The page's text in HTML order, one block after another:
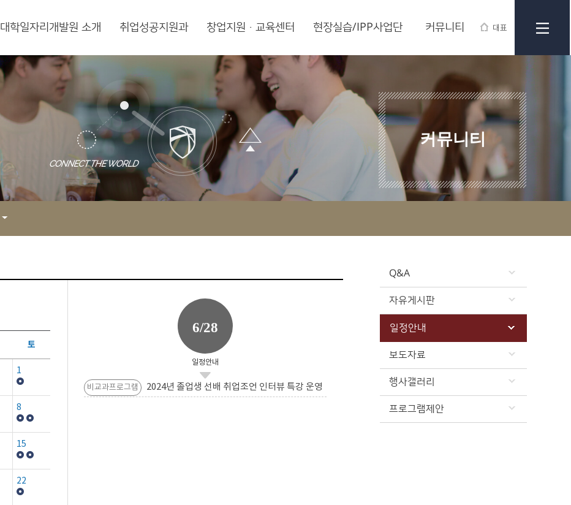
대표
대학일자리개발원 소개 취업성공지원과 창업지원·교육센터 현장실습/IPP사업단 커뮤니티
커뮤니티
Q&A
자유게시판
일정안내
보도자료
행사갤러리
프로그램제안
토
1
8
15
22
6/28
일정안내
비교과프로그램 2024년 졸업생 선배 취업조언 인터뷰 특강 운영